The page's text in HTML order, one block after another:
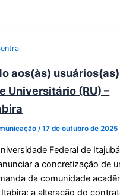
aos(às)
Universitário (RU) –
/17 de outubro de 2025
Federal de
a concretização de
da comunidade
a alteração do